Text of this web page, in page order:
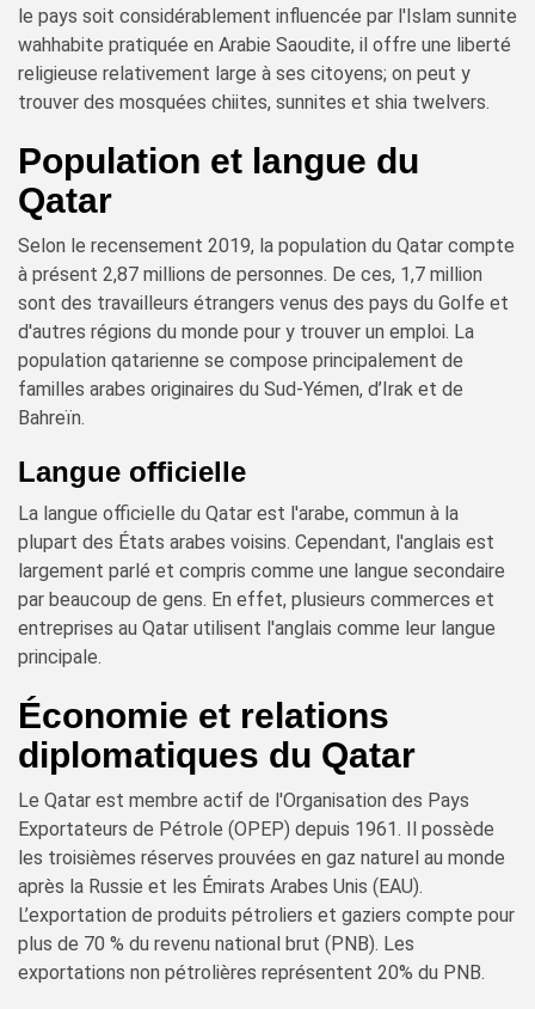
le pays soit considérablement influencée par l'Islam sunnite
wahhabite pratiquée en Arabie Saoudite, il offre une liberté
religieuse relativement large à ses citoyens; on peut y
trouver des mosquées chiites, sunnites et shia twelvers.
Population et langue du
Qatar
Selon le recensement 2019, la population du Qatar compte
à présent 2,87 millions de personnes. De ces, 1,7 million
sont des travailleurs étrangers venus des pays du Golfe et
d'autres régions du monde pour y trouver un emploi. La
population qatarienne se compose principalement de
familles arabes originaires du Sud-Yémen, d’Irak et de
Bahreïn.
Langue officielle
La langue officielle du Qatar est l'arabe, commun à la
plupart des États arabes voisins. Cependant, l'anglais est
largement parlé et compris comme une langue secondaire
par beaucoup de gens. En effet, plusieurs commerces et
entreprises au Qatar utilisent l'anglais comme leur langue
principale.
Économie et relations
diplomatiques du Qatar
Le Qatar est membre actif de l'Organisation des Pays
Exportateurs de Pétrole (OPEP) depuis 1961. Il possède
les troisièmes réserves prouvées en gaz naturel au monde
après la Russie et les Émirats Arabes Unis (EAU).
L’exportation de produits pétroliers et gaziers compte pour
plus de 70 % du revenu national brut (PNB). Les
exportations non pétrolières représentent 20% du PNB.